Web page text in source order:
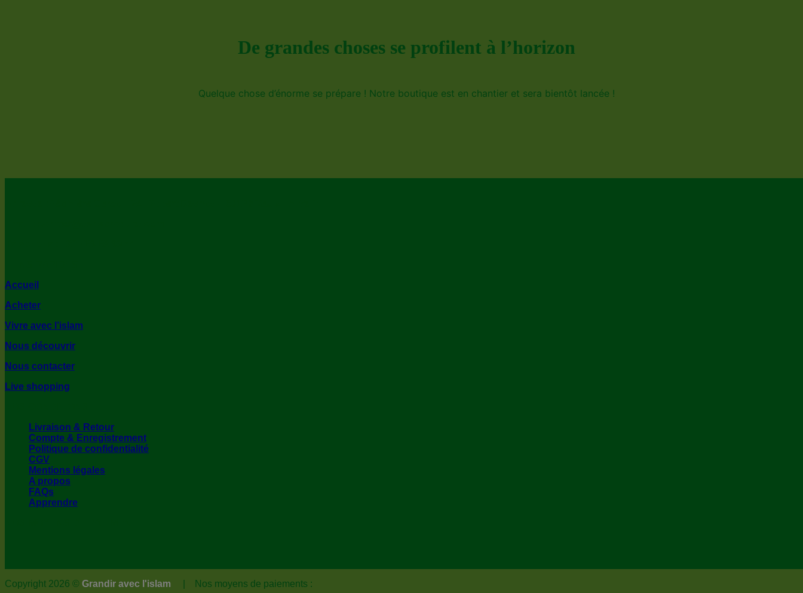
De grandes choses se profilent à l’horizon
Quelque chose d’énorme se prépare ! Notre boutique est en chantier et sera bientôt lancée !
Accueil
Acheter
Vivre avec l’islam
Nous découvrir
Nous contacter
Live shopping
Livraison & Retour
Compte & Enregistrement
Politique de confidentialité
CGV
Mentions légales
A propos
FAQs
Apprendre
Copyright 2026 © Grandir avec l'islam | Nos moyens de paiements :